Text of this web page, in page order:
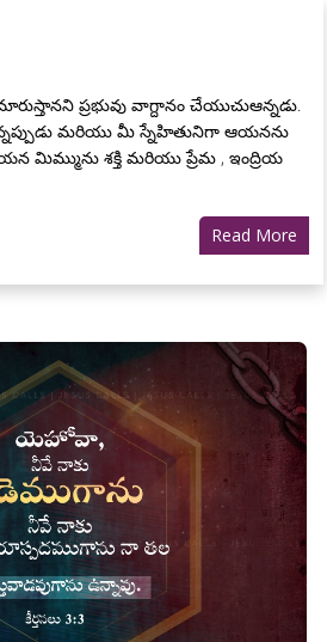
ప్రభువు వాగ్దానం చేయుచుఆన్నడు.
మరియు మీ స్నేహితునిగా ఆయనను
మిమ్మును శక్తి మరియు ప్రేమ , ఇంద్రియ
Read More